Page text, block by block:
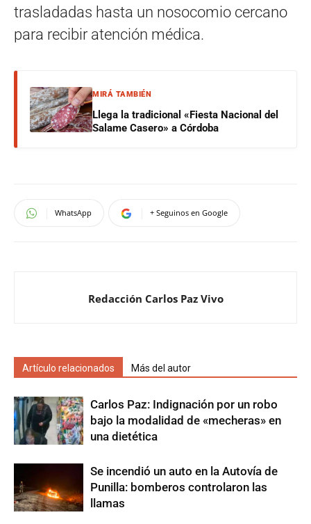
trasladadas hasta un nosocomio cercano
para recibir atención médica.
MIRÁ TAMBIÉN
Llega la tradicional «Fiesta Nacional del
Salame Casero» a Córdoba
WhatsApp + Seguinos en Google
Redacción Carlos Paz Vivo
Artículo relacionados Más del autor
Carlos Paz: Indignación por un robo
bajo la modalidad de «mecheras» en
una dietética
Se incendió un auto en la Autovía de
Punilla: bomberos controlaron las
llamas